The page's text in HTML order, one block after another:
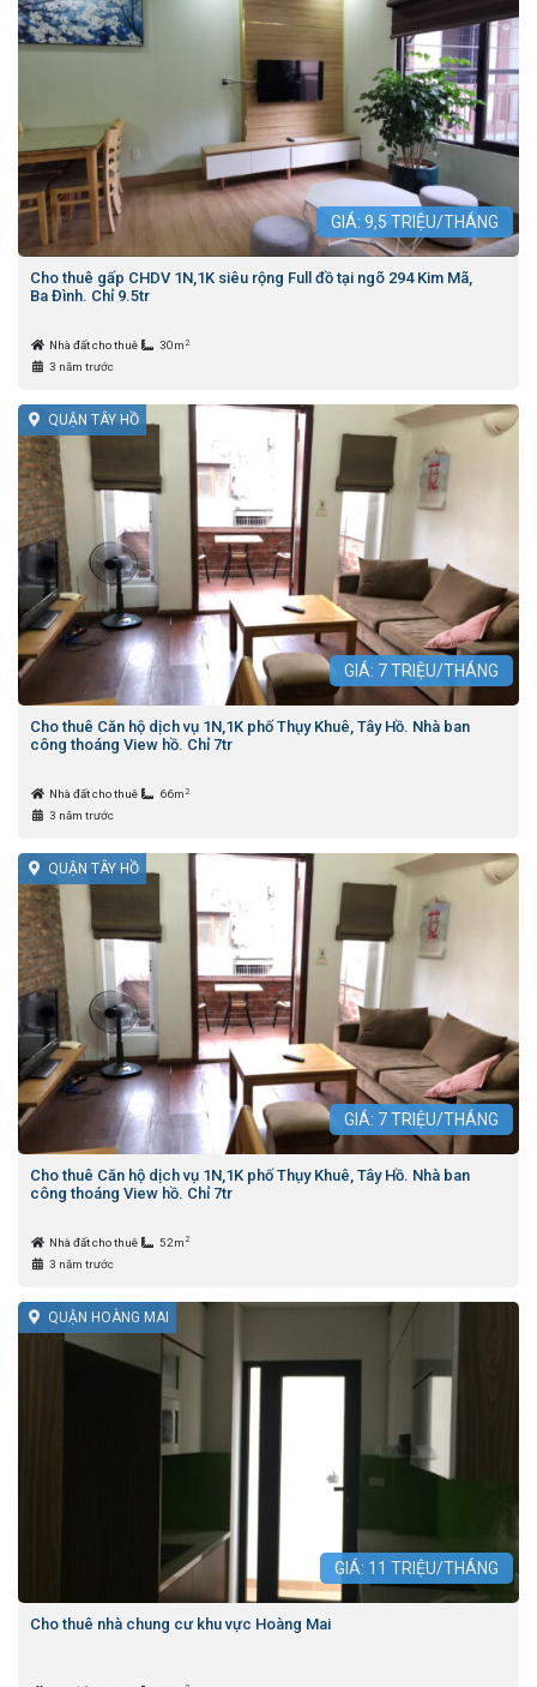
GIÁ: 9,5 TRIỆU/THÁNG
Cho thuê gấp CHDV 1N,1K siêu rộng Full đồ tại ngõ 294 Kim Mã,
Ba Đình. Chỉ 9.5tr
Nhà đất cho thuê 30m 2
3 năm trước
QUẬN TÂY HỒ
GIÁ: 7TRIỆU/THÁNG
Cho thuê Căn hộ dịch vụ 1N,1K phố Thụy Khuê, Tây Hồ. Nhà ban
công thoáng View hồ. Chỉ 7tr
Nhà đất cho thuê 66m 2
3 năm trước
QUẬN TÂY HỒ
GIÁ: 7TRIỆU/THÁNG
Cho thuê Căn hộ dịch vụ 1N,1K phố Thụy Khuê, Tây Hồ. Nhà ban
công thoáng View hồ. Chỉ 7tr
Nhà đất cho thuê 52m 2
3 năm trước
QUẬN HOÀNG MAI
GIÁ: 11 TRIỆU/THÁNG
Cho thuê nhà chung cư khu vực Hoàng Mai